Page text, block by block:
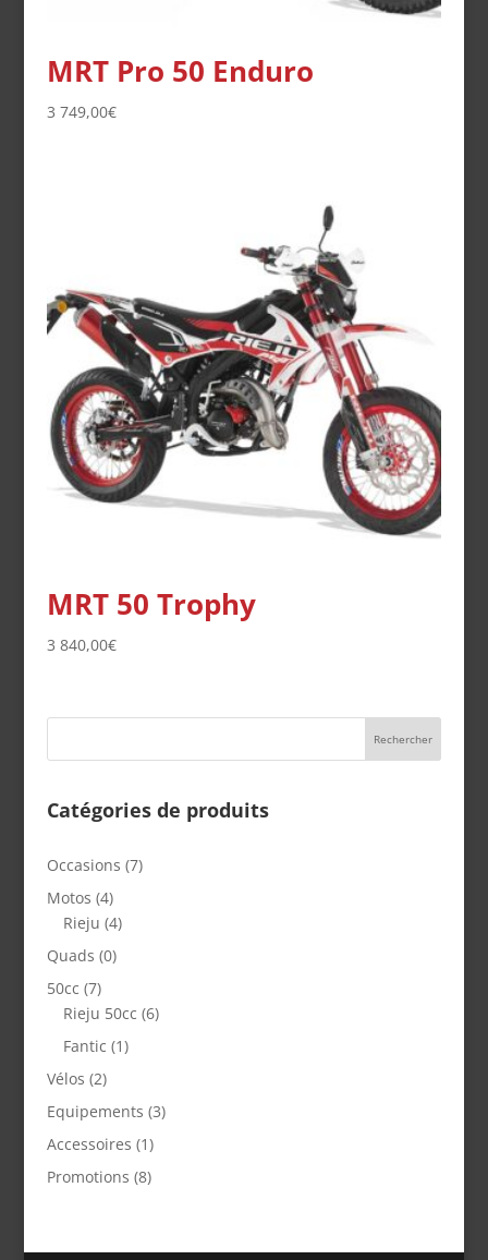
MRT Pro 50 Enduro
3 749,00€
MRT 50 Trophy
3 840,00€
Catégories de produits
Occasions (7)
Motos (4)
Rieju (4)
Quads (0)
50cc (7)
Rieju 50cc (6)
Fantic (1)
Vélos (2)
Equipements (3)
Accessoires (1)
Promotions (8)